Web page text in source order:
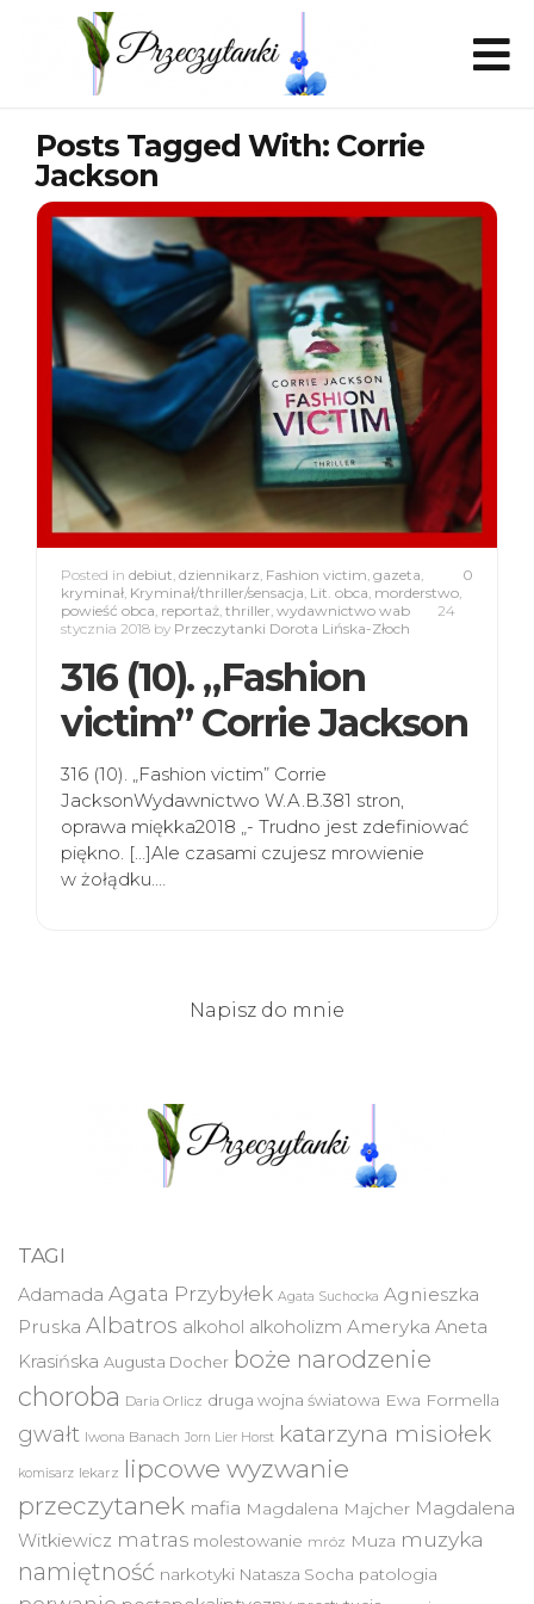
Posts Tagged With: Corrie
Jackson
0
Posted in debiut dziennikarz Fashion victim gazeta
kryminał Kryminał/thriller/sensacja Lit. obca morderstwo
powieść obca reportaż thriller wydawnictwo wab
24
stycznia 2018 by Przeczytanki Dorota Lińska-Złoch
316 (10). „Fashion
victim” Corrie Jackson
316 (10). „Fashion victim” Corrie
JacksonWydawnictwo W.A.B.381 stron,
oprawa miękka2018 „- Trudno jest zdefiniować
piękno. […]Ale czasami czujesz mrowienie
w żołądku.…
Napisz do mnie
TAGI
Adamada Agata Przybyłek Agata Suchocka Agnieszka
Pruska Albatros alkohol alkoholizm Ameryka Aneta
Krasińska Augusta Docher boże narodzenie
choroba Daria Orlicz druga wojna światowa Ewa Formella
gwałt Iwona Banach Jorn Lier Horst katarzyna misiołek
komisarz lekarz lipcowe wyzwanie
przeczytanek mafia Magdalena Majcher Magdalena
Witkiewicz matras molestowanie mróz Muza muzyka
namiętność narkotyki Natasza Socha patologia